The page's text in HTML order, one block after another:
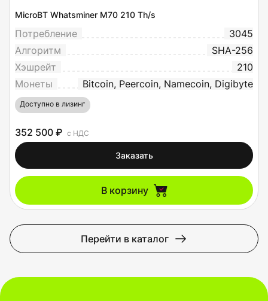
MicroBT Whatsminer M70 210 Th/s
Потребление
3045
Алгоритм
SHA-256
Хэшрейт
210
Монеты
Bitcoin, Peercoin, Namecoin, Digibyte
Доступно в лизинг
352 500 ₽ с НДС
Заказать
В корзину
Перейти в каталог